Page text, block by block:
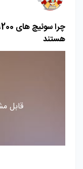
هستند
قابل